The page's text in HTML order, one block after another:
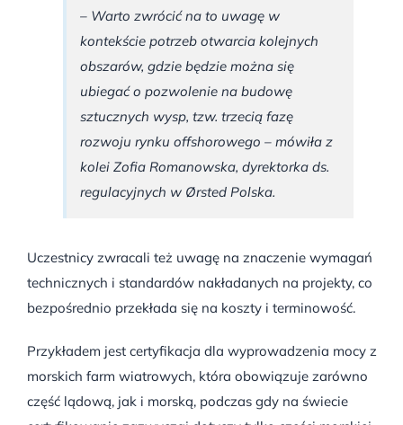
– Warto zwrócić na to uwagę w
kontekście potrzeb otwarcia kolejnych
obszarów, gdzie będzie można się
ubiegać o pozwolenie na budowę
sztucznych wysp, tzw. trzecią fazę
rozwoju rynku offshorowego – mówiła z
kolei Zofia Romanowska, dyrektorka ds.
regulacyjnych w Ørsted Polska.
Uczestnicy zwracali też uwagę na znaczenie wymagań
technicznych i standardów nakładanych na projekty, co
bezpośrednio przekłada się na koszty i terminowość.
Przykładem jest certyfikacja dla wyprowadzenia mocy z
morskich farm wiatrowych, która obowiązuje zarówno
część lądową, jak i morską, podczas gdy na świecie